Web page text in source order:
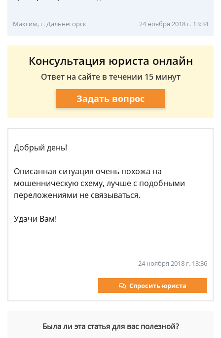
Максим, г. Дальнегорск 24 ноября 2018 г. 13:34
Консультация юриста онлайн
Ответ на сайте в течении 15 минут
Задать вопрос
Добрый день!
Описанная ситуация очень похожа на
мошенническую схему, лучше с подобными
переложениями не связываться.
Удачи Вам!
24 ноября 2018 г. 13:36
Спросить юриста
Была ли эта статья для вас полезной?